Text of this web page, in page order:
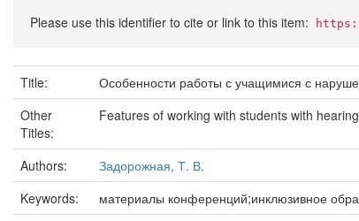
Please use this identifier to cite or link to this item:
Title:
Особенности работы с учащимися с
Other
Titles:
Features of working with students with
Authors:
Задорожная, Т. В.
Keywords:
материалы конференций;инклюзивное